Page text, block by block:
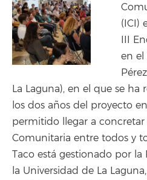
(ICI)
III
en el
La Laguna), en el que se
los dos años del proyecto
permitido llegar a
Comunitaria entre todos y
Taco está gestionado por
la Universidad de La